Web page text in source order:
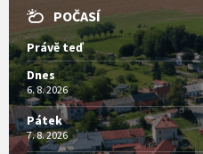
POČASÍ
Právě teď
Dnes
6. 8. 2026
Pátek
7. 8. 2026